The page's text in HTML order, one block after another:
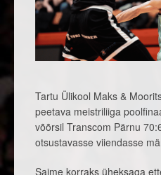
Tartu Ülikool Maks &
peetava meistriliiga
võõrsil Transcom Pärnu
otsustavasse viiendasse
Saime korraks üheksaga